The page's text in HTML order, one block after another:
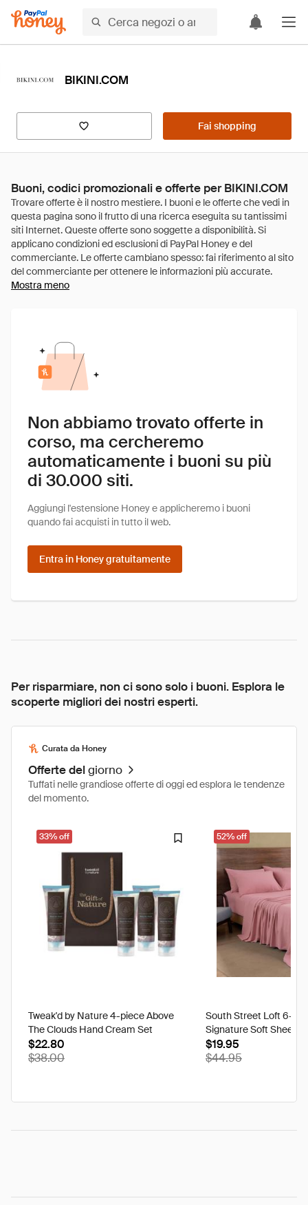
BIKINI.COM
Fai shopping
Buoni, codici promozionali e offerte per BIKINI.COM
Mostra meno
Non abbiamo trovato offerte in
corso, ma cercheremo
automaticamente i buoni su più
di 30.000 siti.
Aggiungi l'estensione Honey e applicheremo i buoni
quando fai acquisti in tutto il web.
Entra in Honey gratuitamente
Per risparmiare, non ci sono solo i buoni. Esplora le
scoperte migliori dei nostri esperti.
Curata da Honey
Offerte delgiorno
Tuffati nelle grandiose offerte di oggi ed esplora le tendenze
del momento.
33% off
Tweak'd by Nature 4-piece Above
The Clouds Hand Cream Set
$22.80
$38.00
52% off
South Street Loft 6-
Signature Soft Sheet
Ikat - Twin
$19.95
$44.95